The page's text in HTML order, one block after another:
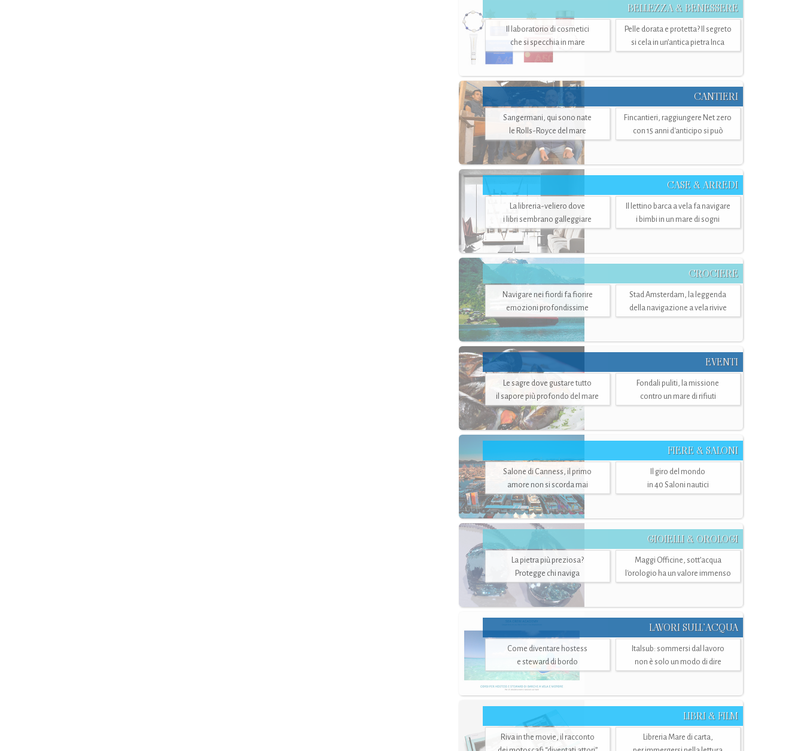
BELLEZZA & BENESSERE
Il laboratorio di cosmetici
che si specchia in mare
Pelle dorata e protetta? Il segreto
si cela in un’antica pietra Inca
CANTIERI
Sangermani, qui sono nate
le Rolls-Royce del mare
Fincantieri, raggiungere Net zero
con 15 anni d'anticipo si può
CASE & ARREDI
La libreria-veliero dove
i libri sembrano galleggiare
Il lettino barca a vela fa navigare
i bimbi in un mare di sogni
CROCIERE
Navigare nei fiordi fa fiorire
emozioni profondissime
Stad Amsterdam, la leggenda
della navigazione a vela rivive
EVENTI
Le sagre dove gustare tutto
il sapore più profondo del mare
Fondali puliti, la missione
contro un mare di rifiuti
FIERE & SALONI
Salone di Canness, il primo
amore non si scorda mai
Il giro del mondo
in 40 Saloni nautici
GIOIELLI & OROLOGI
La pietra più preziosa?
Protegge chi naviga
Maggi Officine, sott’acqua
l'orologio ha un valore immenso
LAVORI SULL’ACQUA
Come diventare hostess
e steward di bordo
Italsub: sommersi dal lavoro
non è solo un modo di dire
LIBRI & FILM
Riva in the movie, il racconto
Libreria Mare di carta,